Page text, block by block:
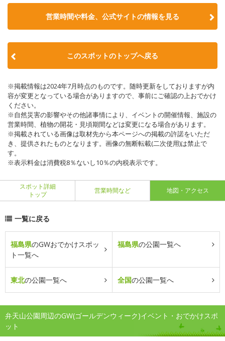
営業時間や料金、公式サイトの情報を見る
このスポットのトップへ戻る
※掲載情報は2024年7月時点のものです。随時更新をしておりますが内
容が変更となっている場合がありますので、事前にご確認の上おでかけ
ください。
※自然災害の影響やその他諸事情により、イベントの開催情報、施設の
営業時間、植物の開花・見頃期間などは変更になる場合があります。
※掲載されている画像は取材先から本ページへの掲載の許諾をいただ
き、提供されたものとなります。画像の無断転載(二次使用)は禁止で
す。
※表示料金は消費税8％ないし10％の内税表示です。
スポット詳細
トップ
営業時間など 地図・アクセス
一覧に戻る
福島県のGWおでかけスポッ
ト一覧へ
福島県の公園一覧へ
東北の公園一覧へ 全国の公園一覧へ
弁天山公園周辺のGW(ゴールデンウィーク)イベント・おでかけスポ
ット